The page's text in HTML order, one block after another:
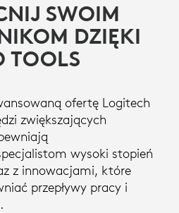
SWOIM
DZIĘKI
TOOLS
ofertę Logitech
zwiększających
wysoki stopień
z innowacjami, które
przepływy pracy i